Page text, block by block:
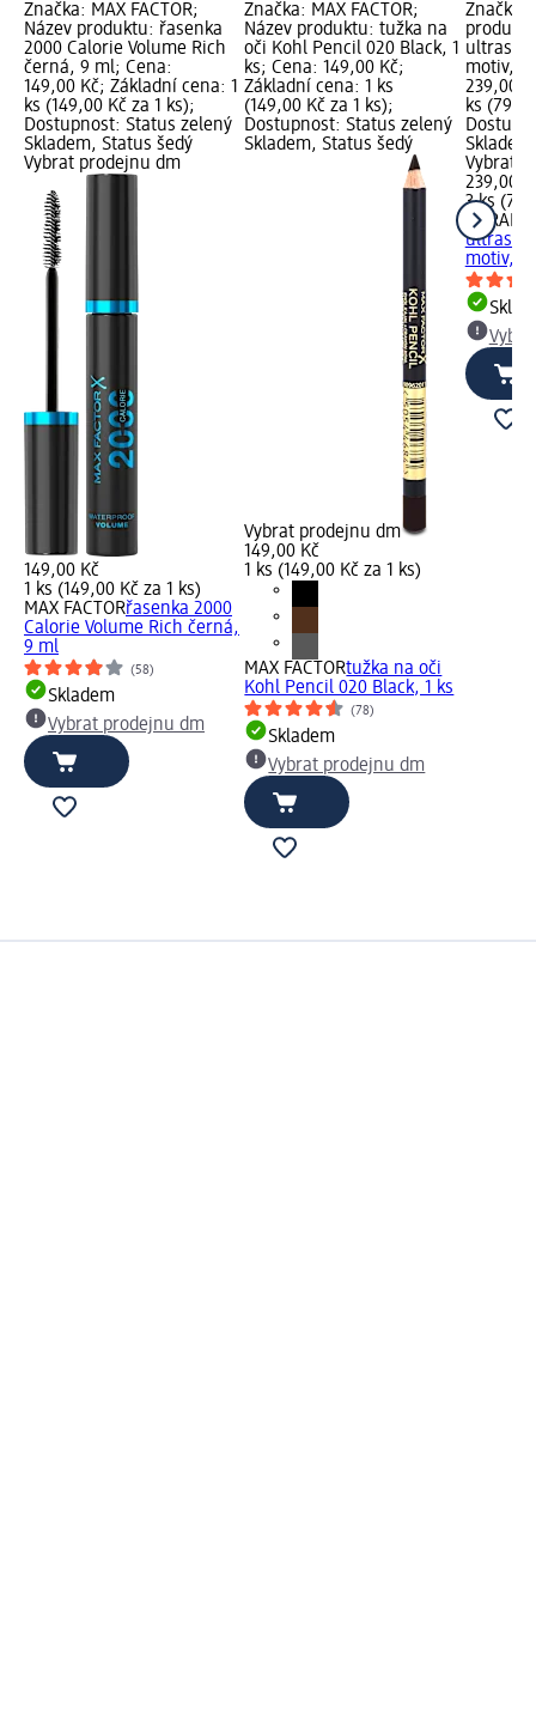
Značka: MAX FACTOR;
Název produktu: řasenka
2000 Calorie Volume Rich
černá, 9 ml; Cena:
149,00 Kč; Základní cena: 1
ks (149,00 Kč za 1 ks);
Dostupnost: Status zelený
Skladem, Status šedý
Vybrat prodejnu dm
149,00 Kč
1 ks (149,00 Kč za 1 ks)
MAX FACTORřasenka 2000
Calorie Volume Rich černá,
9 ml
(58)
Skladem
Vybrat prodejnu dm
Značka: MAX FACTOR;
Název produktu: tužka na
oči Kohl Pencil 020 Black, 1
ks; Cena: 149,00 Kč;
Základní cena: 1 ks
(149,00 Kč za 1 ks);
Dostupnost: Status zelený
Skladem, Status šedý
Vybrat prodejnu dm
149,00 Kč
1 ks (149,00 Kč za 1 ks)
MAX FACTORtužka na oči
Kohl Pencil 020 Black, 1 ks
(78)
Skladem
Vybrat prodejnu dm
Značka:
ultrasoft
motiv, 3
239,00
ks
Vybrat
239,00
3 ks
ultrasoft
motiv, 3